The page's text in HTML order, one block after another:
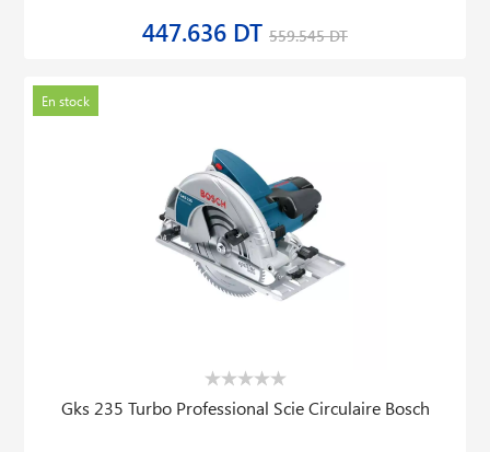
447.636 DT 559.545 DT
En stock
Gks 235 Turbo Professional Scie Circulaire Bosch